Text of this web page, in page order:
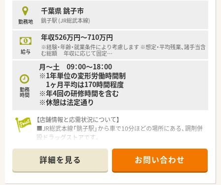
社で効率的に共有しています。
【やりがい/おすすめポイント】
■総合病院から多様な科目の処方箋を応需するため、日々学びが
多くスキルアップできます。
■18時までの勤務で木曜日と日曜日、祝日が休みのため、プライ
ベートが充実します。
■転勤の心配がなく、地域に根差したかかりつけ薬剤師として深
く貢献できる点が魅力です。
勤務地
千葉県 銚子市
銚子駅 (JR総武本線)
給与
年収526万円～710万円
※経験・年齢・就業条件により考慮します ※想定・平均残業、諸手当含
む総額 年収に応じて固定…
勤務
時間
月～土 09：00～18：00
※1年単位の変形労働時間制
1ヶ月平均は170時間程度
※年4回の研修時間を含む
※休憩は法定通り
【店舗情報と応需状況について】
■JR総武本線「銚子駅」から車で10分ほどの場所にある、調剤併
設ドラッグストアです。
関から応需しています。
■常勤薬剤師2名体制で、患者様一人ひとりに丁寧に対応してい
ます。
詳細を見る お問い合わせ